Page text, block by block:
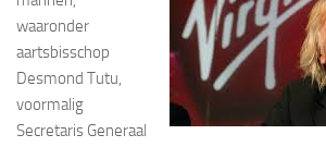
waaronder
aartsbisschop
Desmond Tutu,
voormalig
Secretaris Generaal